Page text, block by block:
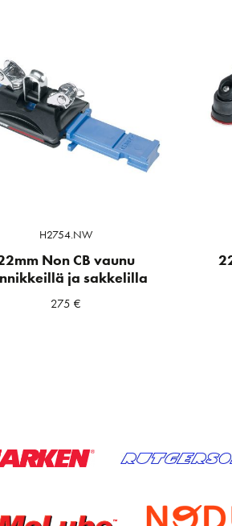
H2754.NW
Non CB vaunu
ja sakkelilla
275 €